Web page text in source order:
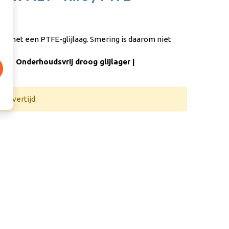
met een PTFE-glijlaag. Smering is daarom niet
| Onderhoudsvrij droog glijlager |
levertijd.